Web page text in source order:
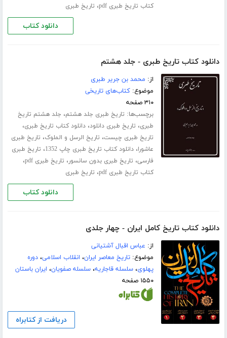
کتاب تاریخ طبری pdf ، تاریخ طبری
دانلود کتاب
دانلود کتاب تاریخ طبری - جلد هشتم
از: محمد بن جریر طبری
موضوع:کتاب‌های تاریخی
۳۱۰ صفحه
برچسب‌ها: تاریخ طبری جلد هشتم، جلد هشتم تاریخ
طبری، تاریخ طبری دانلود،دانلود کتاب تاریخ طبری،
تاریخ طبری چیست، تاریخ الرسل و الملوک، تاریخ طبری
عاشورا،دانلود کتاب تاریخ طبری چاپ 1352 ، تاریخ طبری
فارسی، تاریخ طبری بدون سانسور، تاریخ طبری pdf ،
کتاب تاریخ طبری pdf ، تاریخ طبری
دانلود کتاب
دانلود کتاب تاریخ کامل ایران - چهار جلدی
از: عباس اقبال آشتیانی
موضوع:تاریخ معاصر ایران، انقلاب اسلامی،دوره
پهلوی،سلسله قاجاریه،سلسله صفویان، ایران باستان
۱۵۵۰ صفحه
دریافت از کتابراه